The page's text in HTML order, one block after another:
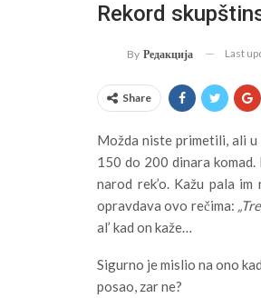
Rekord
By Редакција Last
Share
Možda niste primetili, ali u
150 do 200 dinara
narod rek’o. Kažu pala
opravdava ovo rečima:
al’ kad on kaže…
Sigurno je mislio na ono
posao, zar ne?